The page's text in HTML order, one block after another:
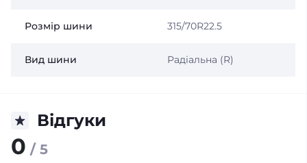
Розмір шини 315/70R22.5
Вид шини Радіальна (R)
Відгуки
0 / 5